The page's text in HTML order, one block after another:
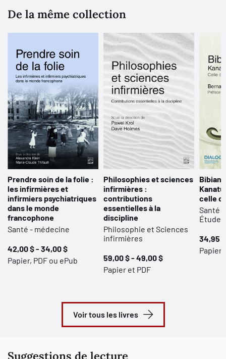
Holmes, Cécile Lambert, David Le Breton, Mary Ellen McDonald,
De la même collection
Prendre soin de la folie :
les infirmières et
infirmiers psychiatriques
dans le monde
francophone
Santé - médecine
42,00 $ - 34,00 $
Papier, PDF ou ePub
Philosophies et sciences
infirmières :
contributions
essentielles à la
discipline
Philosophie et Sciences
infirmières
59,00 $ - 49,00 $
Papier et PDF
celle
Santé
34,95
Papier
Voir tous les livres
Suggestions de lecture